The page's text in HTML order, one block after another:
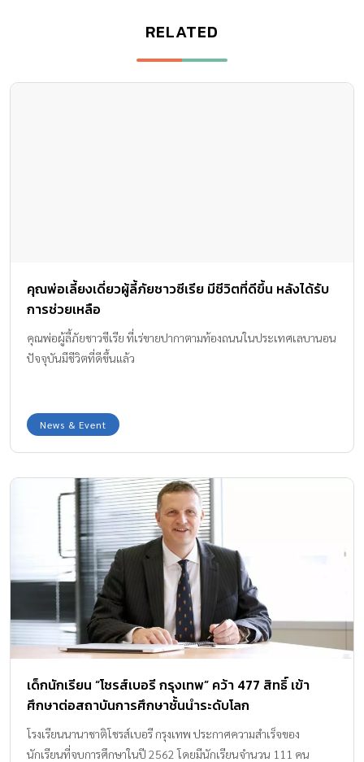
RELATED
คุณพ่อเลี้ยงเดี่ยวผู้ลี้ภัยชาวซีเรีย มีชีวิตที่ดีขึ้น หลังได้รับ
การช่วยเหลือ
คุณพ่อผู้ลี้ภัยชาวซีเรีย ที่เร่ขายปากาตามท้องถนนในประเทศเลบานอน
ปัจจุบันมีชีวิตที่ดีขึ้นแล้ว
News & Event
เด็กนักเรียน “โชรส์เบอรี กรุงเทพ” คว้า 477 สิทธิ์ เข้า
ศึกษาต่อสถาบันการศึกษาชั้นนำระดับโลก
โรงเรียนนานาชาติโชรส์เบอรี กรุงเทพ ประกาศความสำเร็จของ
นักเรียนที่จบการศึกษาในปี 2562 โดยมีนักเรียนจำนวน 111 คน